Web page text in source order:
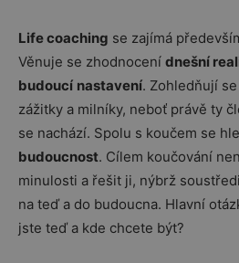
Life coaching se zajímá
Věnuje se zhodnocení dnešní
budoucí nastavení. Zohledňují
zážitky a milníky, neboť právě ty
se nachází. Spolu s koučem se
budoucnost. Cílem koučování
minulosti a řešit ji, nýbrž
na teď a do budoucna. Hlavní
jste teď a kde chcete být?